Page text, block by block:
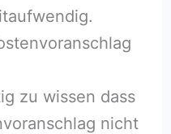
zu wissen dass
nicht